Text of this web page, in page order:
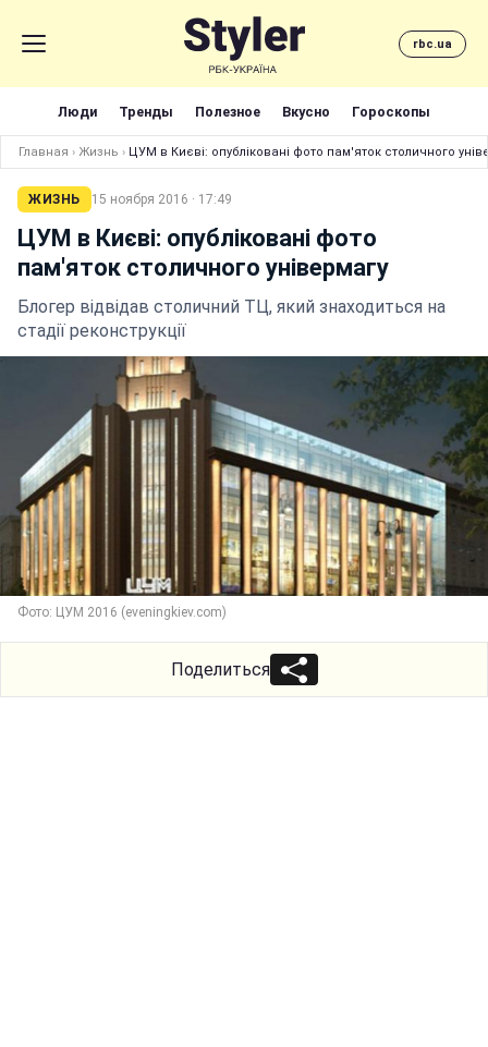
rbc.ua
Люди Тренды Полезное Вкусно Гороскопы
Главная › Жизнь › ЦУМ в Києві: опубліковані фото пам'яток столичного
ЖИЗНЬ 15 ноября 2016 · 17:49
ЦУМ в Києві: опубліковані фото
пам'яток столичного універмагу
Блогер відвідав столичний ТЦ, який знаходиться на
стадії реконструкції
Фото: ЦУМ 2016 (eveningkiev.com)
Поделиться